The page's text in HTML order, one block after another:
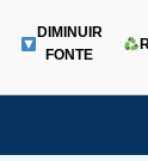
Menu
DIMINUIR
FONTE